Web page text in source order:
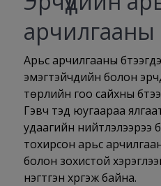
арчилгааны
Арьс арчилгааны
эмэгтэйчүүдийн болон
төрлийн гоо сайхны
Гэвч тэд юугаараа
удаагийн нийтлэлээрээ
тохирсон арьс
болон зохистой
нэгтгэн хүргэж байна.